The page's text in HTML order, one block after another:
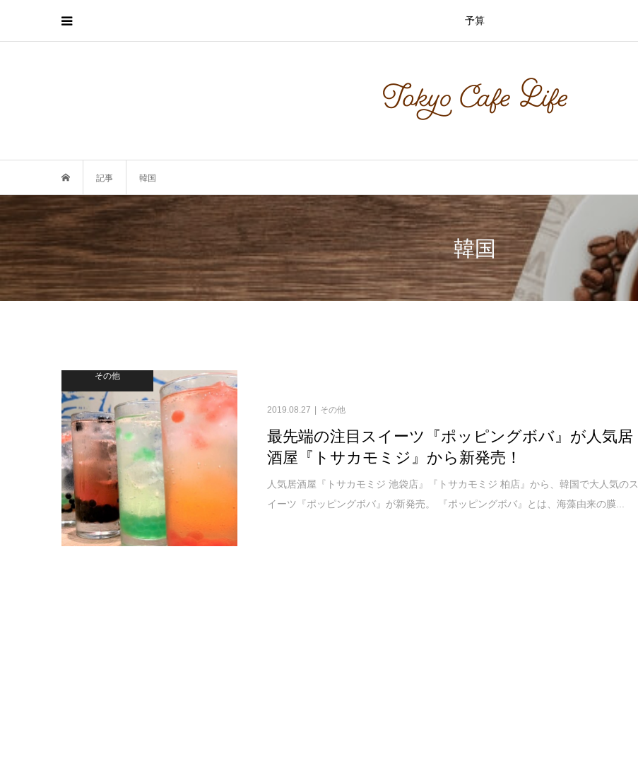
予算
記事 韓国
韓国
その他
2019.08.27 その他
最先端の注目スイーツ『ポッピングボバ』が人気居
酒屋『トサカモミジ』から新発売！
人気居酒屋『トサカモミジ 池袋店』『トサカモミジ 柏店』から、韓国で大人気のス
イーツ『ポッピングボバ』が新発売。 『ポッピングボバ』とは、海藻由来の膜...